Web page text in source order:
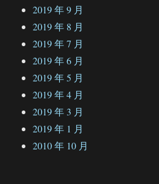
2019 年 9 月
2019 年 8 月
2019 年 7 月
2019 年 6 月
2019 年 5 月
2019 年 4 月
2019 年 3 月
2019 年 1 月
2010 年 10 月